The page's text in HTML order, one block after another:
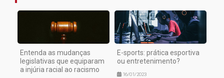
Entenda as mudanças
legislativas que equiparam
a injúria racial ao racismo
E-sports: prática esportiva
ou entretenimento?
16/01/2023